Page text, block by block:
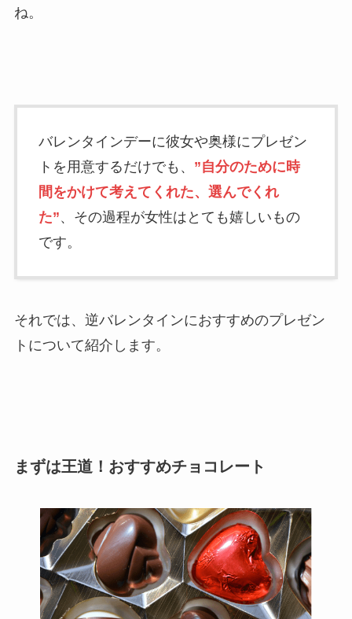
ね。
バレンタインデーに彼女や奥様にプレゼン
トを用意するだけでも、 ”自分のために時
間をかけて考えてくれた、選んでくれ
た”、その過程が女性はとても嬉しいもの
です。
それでは、逆バレンタインにおすすめのプレゼン
トについて紹介します。
まずは王道！おすすめチョコレート